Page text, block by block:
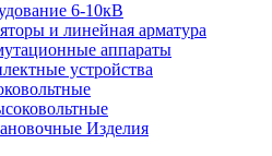
6-10кВ
и линейная арматура
аппараты
устройства
Изделия